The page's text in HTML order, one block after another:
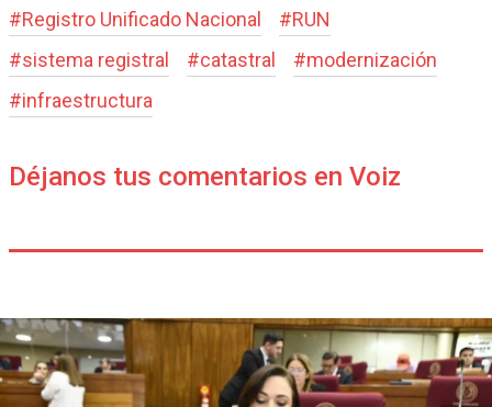
#Registro Unificado Nacional #RUN
#sistema registral #catastral #modernización
#infraestructura
Déjanos tus comentarios en Voiz